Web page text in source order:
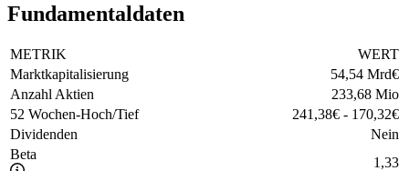
Fundamentaldaten
METRIK
WERT
Marktkapitalisierung
54,54 Mrd€
Anzahl Aktien
233,68 Mio
52 Wochen-Hoch/Tief
241,38€ - 170,32€
Dividenden
Nein
Beta
1,33